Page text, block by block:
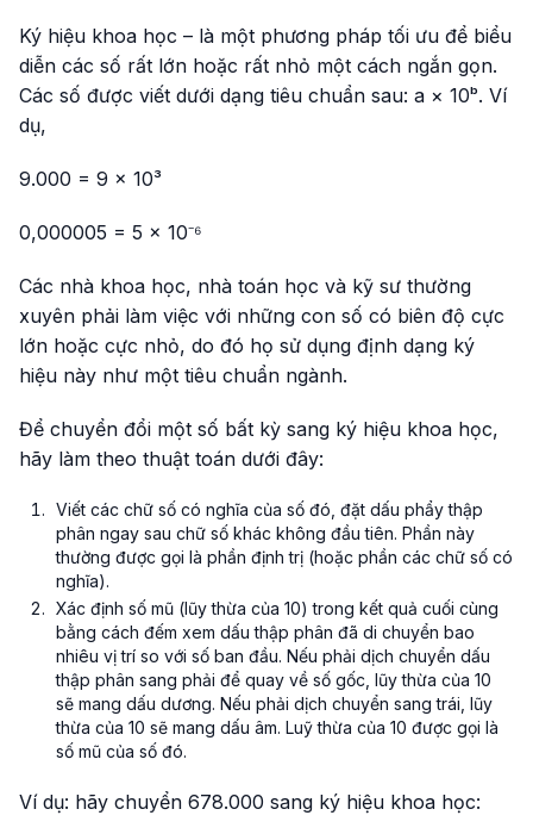
Ký hiệu khoa học – là một phương pháp tối ưu để biểu
diễn các số rất lớn hoặc rất nhỏ một cách ngắn gọn.
Các số được viết dưới dạng tiêu chuẩn sau: a × 10ᵇ. Ví
dụ,
9.000 = 9 × 10³
0,000005 = 5 × 10⁻⁶
Các nhà khoa học, nhà toán học và kỹ sư thường
xuyên phải làm việc với những con số có biên độ cực
lớn hoặc cực nhỏ, do đó họ sử dụng định dạng ký
hiệu này như một tiêu chuẩn ngành.
Để chuyển đổi một số bất kỳ sang ký hiệu khoa học,
hãy làm theo thuật toán dưới đây:
Viết các chữ số có nghĩa của số đó, đặt dấu phẩy thập
phân ngay sau chữ số khác không đầu tiên. Phần này
thường được gọi là phần định trị (hoặc phần các chữ số có
nghĩa).
Xác định số mũ (lũy thừa của 10) trong kết quả cuối cùng
bằng cách đếm xem dấu thập phân đã di chuyển bao
nhiêu vị trí so với số ban đầu. Nếu phải dịch chuyển dấu
thập phân sang phải để quay về số gốc, lũy thừa của 10
sẽ mang dấu dương. Nếu phải dịch chuyển sang trái, lũy
thừa của 10 sẽ mang dấu âm. Luỹ thừa của 10 được gọi là
số mũ của số đó.
Ví dụ: hãy chuyển 678.000 sang ký hiệu khoa học: